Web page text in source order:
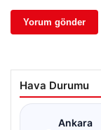
Hava Durumu
Ankara